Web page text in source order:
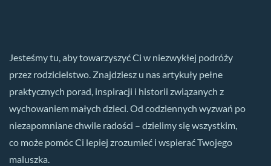
Jesteśmy tu, aby towarzyszyć Ci w niezwykłej podróży
przez rodzicielstwo. Znajdziesz u nas artykuły pełne
praktycznych porad, inspiracji i historii związanych z
wychowaniem małych dzieci. Od codziennych wyzwań po
niezapomniane chwile radości – dzielimy się wszystkim,
co może pomóc Ci lepiej zrozumieć i wspierać Twojego
maluszka.